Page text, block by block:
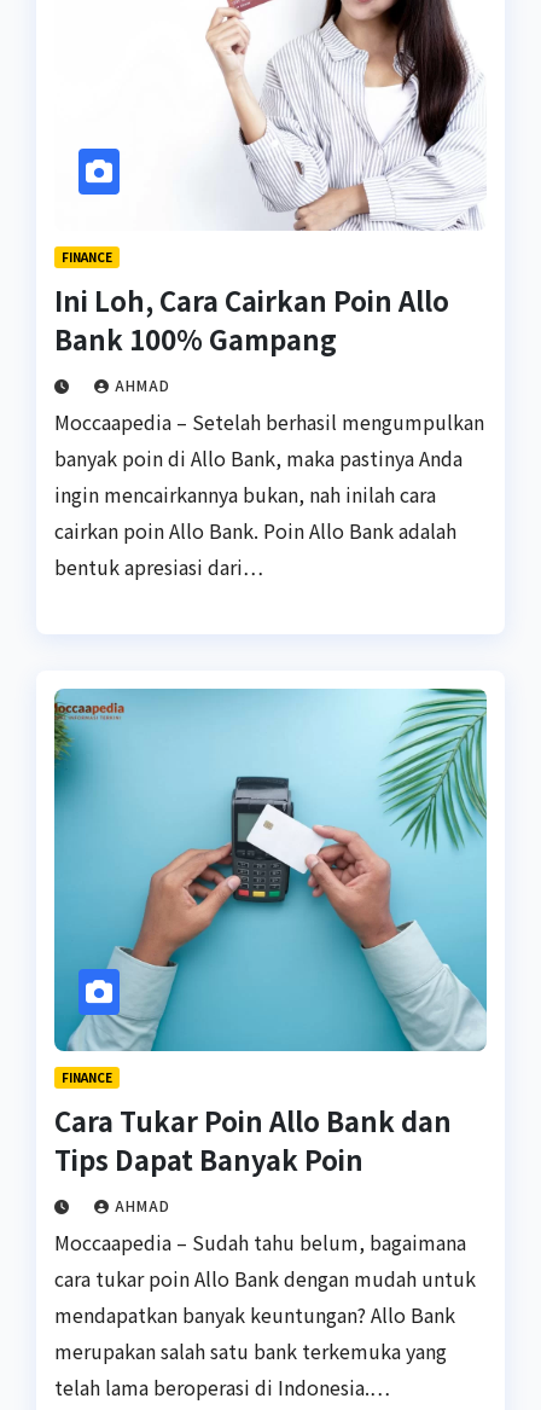
FINANCE
Ini Loh, Cara Cairkan Poin Allo
Bank 100% Gampang
AHMAD
Moccaapedia – Setelah berhasil mengumpulkan
banyak poin di Allo Bank, maka pastinya Anda
ingin mencairkannya bukan, nah inilah cara
cairkan poin Allo Bank. Poin Allo Bank adalah
bentuk apresiasi dari…
FINANCE
Cara Tukar Poin Allo Bank dan
Tips Dapat Banyak Poin
AHMAD
Moccaapedia – Sudah tahu belum, bagaimana
cara tukar poin Allo Bank dengan mudah untuk
mendapatkan banyak keuntungan? Allo Bank
merupakan salah satu bank terkemuka yang
telah lama beroperasi di Indonesia.…